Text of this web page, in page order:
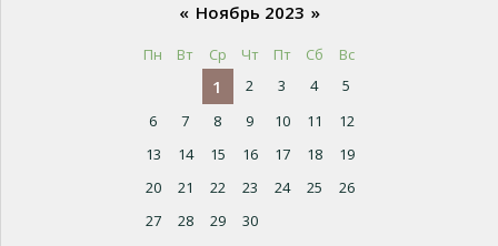
« Ноябрь 2023 »
Пн Вт Ср Чт Пт Сб Вс
1 2 3 4
5
6
7 8 9 10 11
12
13
14 15 16 17 18
19
20
21 22 23 24 25
26
27
28 29 30